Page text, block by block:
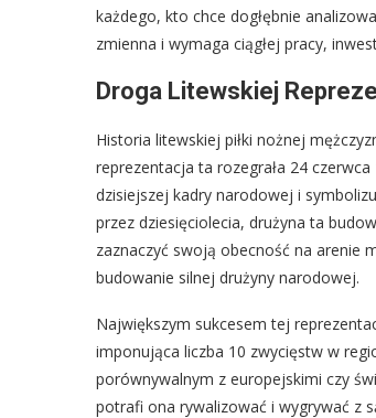
każdego, kto chce dogłębnie
zmienna i wymaga ciągłej pracy,
Droga Litewskiej
Historia litewskiej piłki nożnej
reprezentacja ta rozegrała 24
dzisiejszej kadry narodowej i
przez dziesięciolecia, drużyna ta
zaznaczyć swoją obecność na arenie
budowanie silnej drużyny narodowej.
Największym sukcesem tej
imponująca liczba 10 zwycięstw w
porównywalnym z europejskimi czy
potrafi ona rywalizować i wygrywać z